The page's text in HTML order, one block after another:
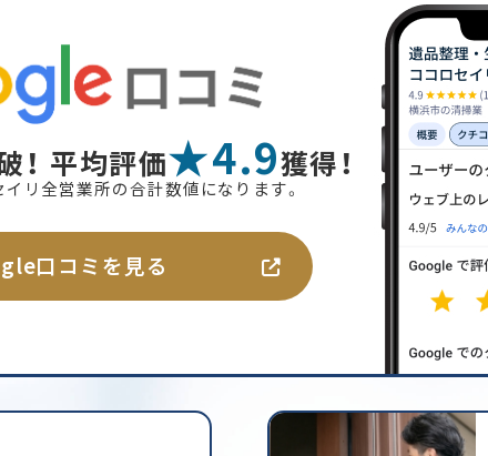
！ 平均評価★4.9獲得！
リ全営業所の合計数値になります。
口コミを見る